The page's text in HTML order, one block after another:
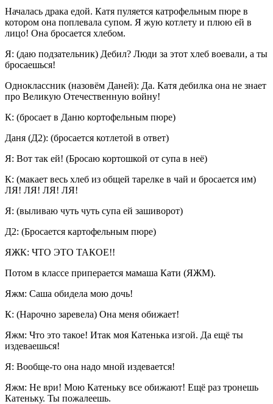
Началась драка едой. Катя пуляется катрофельным пюре в
котором она поплевала супом. Я жую котлету и плюю ей в
лицо! Она бросается хлебом.
Я: (даю подзательник) Дебил? Люди за этот хлеб воевали, а ты
бросаешься!
Одноклассник (назовём Даней): Да. Катя дебилка она не знает
про Великую Отечественную войну!
К: (бросает в Даню кортофельным пюре)
Даня (Д2): (бросается котлетой в ответ)
Я: Вот так ей! (Бросаю кортошкой от супа в неё)
К: (макает весь хлеб из общей тарелке в чай и бросается им)
ЛЯ! ЛЯ! ЛЯ! ЛЯ!
Я: (выливаю чуть чуть супа ей зашиворот)
Д2: (Бросается картофельным пюре)
ЯЖК: ЧТО ЭТО ТАКОЕ!!
Потом в классе приперается мамаша Кати (ЯЖМ).
Яжм: Саша обидела мою дочь!
К: (Нарочно заревела) Она меня обижает!
Яжм: Что это такое! Итак моя Катенька изгой. Да ещё ты
издеваешься!
Я: Вообще-то она надо мной издевается!
Яжм: Не ври! Мою Катеньку все обижают! Ещё раз тронешь
Катеньку. Ты пожалеешь.